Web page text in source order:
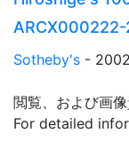
Sotheby's - 2002
閲覧、および画
For detailed